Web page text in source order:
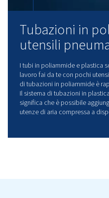
inossidabile